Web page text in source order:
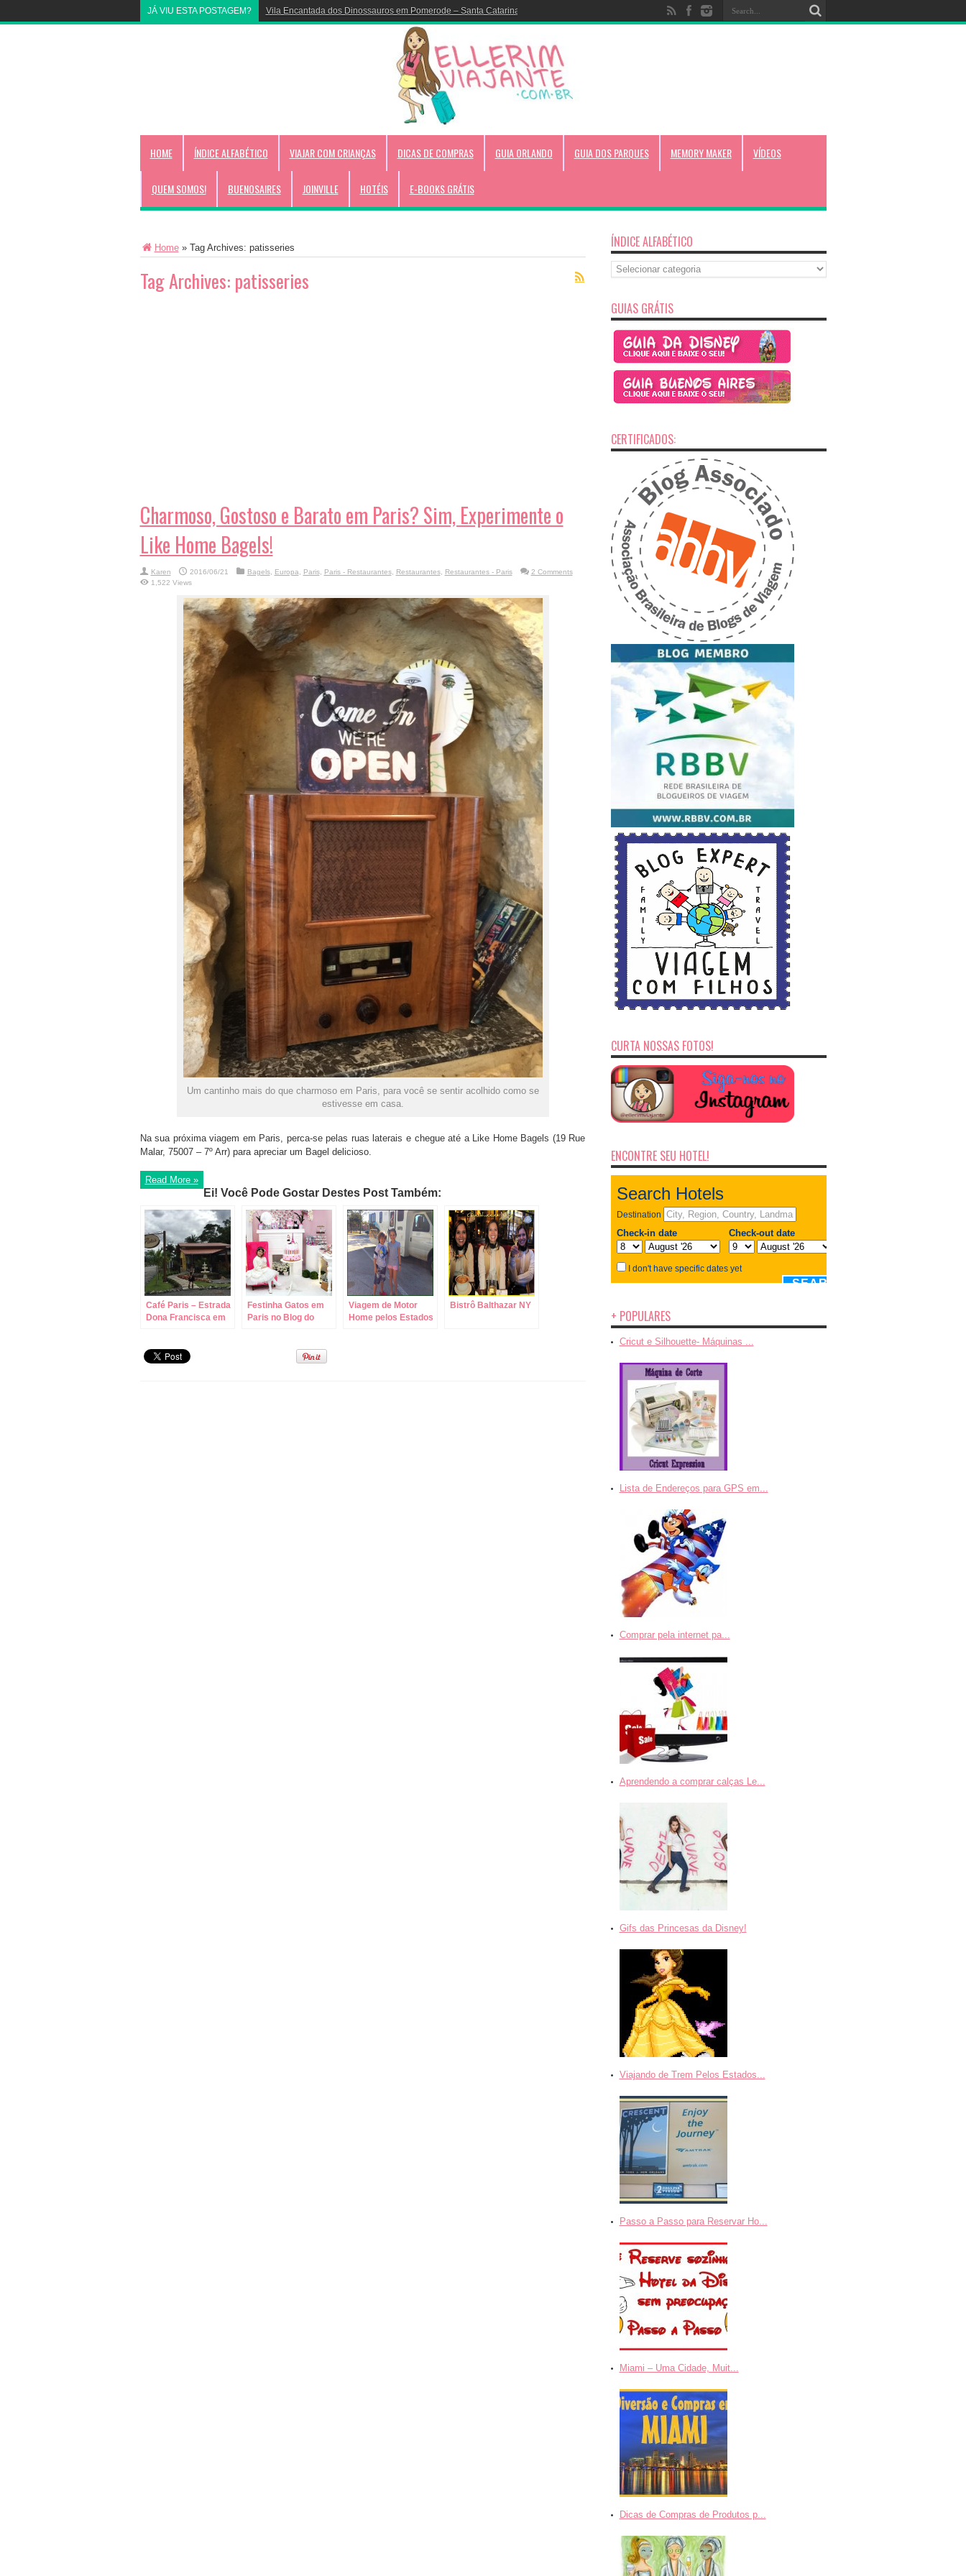
JÁ VIU ESTA POSTAGEM? Vila Encantada dos Dinossauros em Pomerode – Santa Catarina!
HOME ÍNDICE ALFABÉTICO VIAJAR COM CRIANÇAS DICAS DE COMPRAS GUIA ORLANDO GUIA DOS PARQUES MEMORY MAKER VÍDEOS
QUEM SOMOS! BUENOSAIRES JOINVILLE HOTÉIS E-BOOKS GRÁTIS
Home» Tag Archives: patisseries
Tag Archives: patisseries
Charmoso, Gostoso e Barato em Paris? Sim, Experimente o
Like Home Bagels!
Karen 2016/06/21 Bagels, Europa Paris, Paris - Restaurantes, Restaurantes, Restaurantes - Paris
2 Comments
1,522 Views
Um cantinho mais do que charmoso em Paris, para você se sentir acolhido como se
estivesse em casa.
Na sua próxima viagem em Paris, perca-se pelas ruas laterais e chegue até a Like Home Bagels (19 Rue
Malar, 75007 – 7º Arr) para apreciar um Bagel delicioso.
Read More »
Ei! Você Pode Gostar Destes Post Também:
Café Paris – Estrada
Dona Francisca em
Festinha Gatos em
Paris no Blog do
Viagem de Motor
Home pelos Estados
Bistrô Balthazar NY
ÍNDICE ALFABÉTICO
Índice
Alfabético
GUIAS GRÁTIS
CERTIFICADOS:
CURTA NOSSAS FOTOS!
ENCONTRE SEU HOTEL!
+ POPULARES
Cricut e Silhouette- Máquinas ...
Lista de Endereços para GPS em...
Comprar pela internet pa...
Aprendendo a comprar calças Le...
Gifs das Princesas da Disney!
Viajando de Trem Pelos Estados...
Passo a Passo para Reservar Ho...
Miami – Uma Cidade, Muit...
Dicas de Compras de Produtos p...